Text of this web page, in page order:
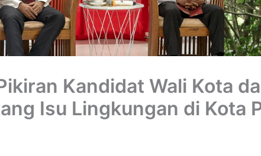
Kandidat Wali Kota
Isu Lingkungan di Kota